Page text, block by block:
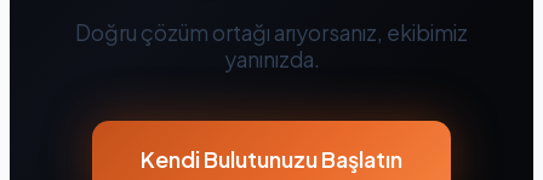
Doğru çözüm ortağı arıyorsanız, ekibimiz
yanınızda.
Kendi Bulutunuzu Başlatın